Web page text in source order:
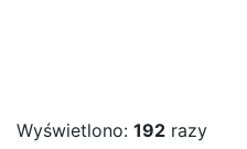
Wyświetlono: 192 razy